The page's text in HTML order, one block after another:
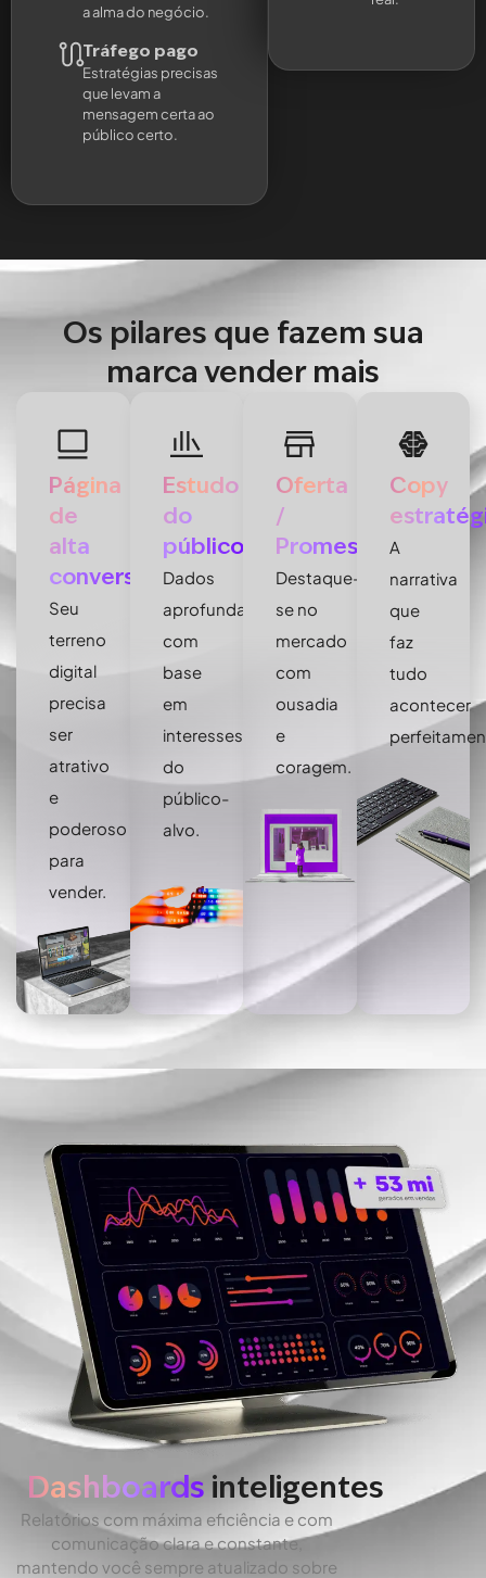
a alma do negócio.
Tráfego pago
Estratégias precisas
que levam a
mensagem certa ao
público certo.
Os pilares que fazem sua
marca vender mais
Página
de
alta
conversão
Seu
terreno
digital
precisa
ser
atrativo
e
poderoso
para
vender.
Estudo
do
público
Dados
aprofundados
com
base
em
interesses
do
público-
alvo.
Oferta
/
Promessa
Destaque-
se no
mercado
com
ousadia
e
coragem.
Copy
A
narrativa
que
faz
tudo
acontecer
Dashboards inteligentes
Relatórios com máxima eficiência e com
comunicação clara e constante,
mantendo você sempre atualizado sobre